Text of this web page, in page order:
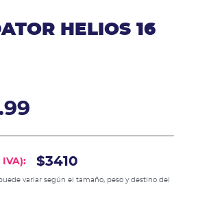
HELIOS 16
IVA): $3410
variar según el tamaño, peso y destino del